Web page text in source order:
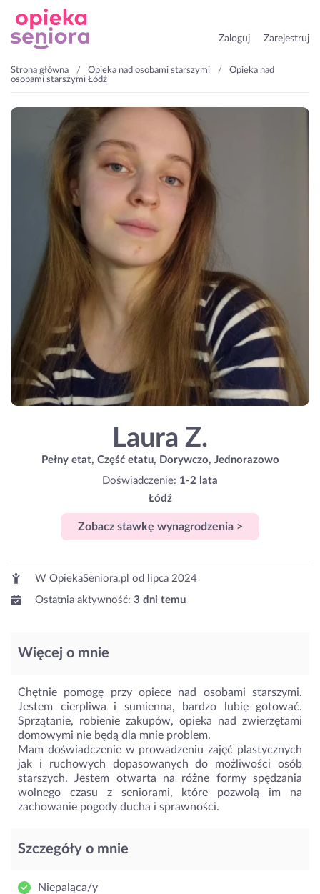
Zaloguj Zarejestruj
Strona główna Opieka nad osobami starszymi
Opieka nad
osobami starszymi Łódź
Laura Z.
Pełny etat, Część etatu, Dorywczo, Jednorazowo
Doświadczenie: 1-2 lata
Łódź
Zobacz stawkę wynagrodzenia >
W OpiekaSeniora.pl od
lipca 2024
Ostatnia aktywność: 3 dni temu
Więcej o mnie
Chętnie pomogę przy opiece nad osobami starszymi.
Jestem cierpliwa i sumienna, bardzo lubię gotować.
Sprzątanie, robienie zakupów, opieka nad zwierzętami
domowymi nie będą dla mnie problem.
Mam doświadczenie w prowadzeniu zajęć plastycznych
jak i ruchowych dopasowanych do możliwości osób
starszych. Jestem otwarta na różne formy spędzania
wolnego czasu z seniorami, które pozwolą im na
zachowanie pogody ducha i sprawności.
Szczegóły o mnie
Niepaląca/y